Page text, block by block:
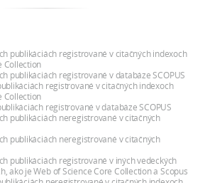
o
n
o
publikáciách registrované v citačných indexoch
Collection
publikáciách registrované v databáze SCOPUS
registrované v citačných indexoch
Collection
registrované v databáze SCOPUS
publikáciách neregistrované v citačných
publikáciách neregistrované v citačných
publikáciách registrované v iných vedeckých
ako je Web of Science Core Collection a Scopus